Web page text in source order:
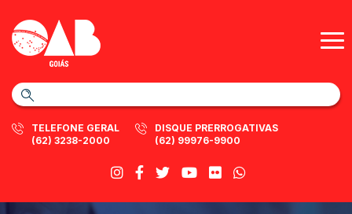
TELEFONE GERAL
(62) 3238-2000
DISQUE PRERROGATIVAS
(62) 99976-9900